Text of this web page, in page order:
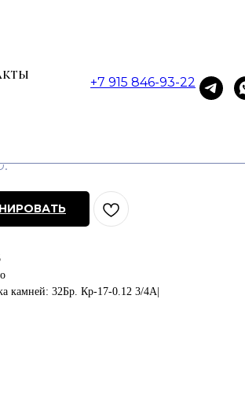
+7 915 846-93-22
камней: 32Бр. Кр-17-0.12 3/4А|